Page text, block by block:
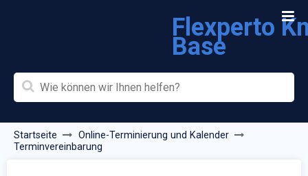
Flexperto
Base
Startseite
Online-Terminierung und Kalender
Terminvereinbarung